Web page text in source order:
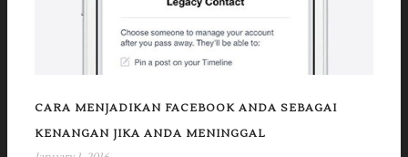
CARA MENJADIKAN FACEBOOK ANDA SEBAGAI
KENANGAN JIKA ANDA MENINGGAL